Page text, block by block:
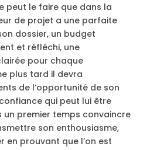
peut le faire que dans la
de projet a une parfaite
dossier, un budget
et réfléchi, une
pour chaque
plus tard il devra
de l’opportunité de son
qui peut lui être
un premier temps convaincre
son enthousiasme,
en prouvant que l’on est